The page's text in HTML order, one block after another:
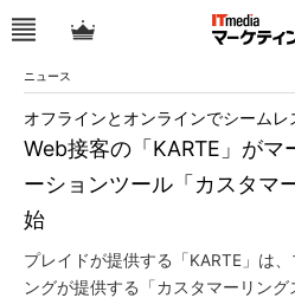
ニュース
Web接客の「KARTE」がマ
ーションツール「カスタマ
始
オフラインとオンラインでシームレ
プレイドが提供する「KARTE」は
ングが提供する「カスタマーリング